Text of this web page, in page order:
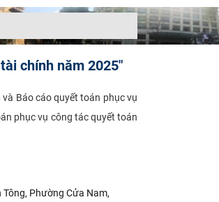
chính năm 2025"
Báo cáo quyết toán phục vụ
phục vụ công tác quyết toán
Phường Cửa Nam,